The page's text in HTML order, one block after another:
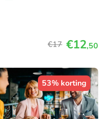
€17 €12,50
53% korting